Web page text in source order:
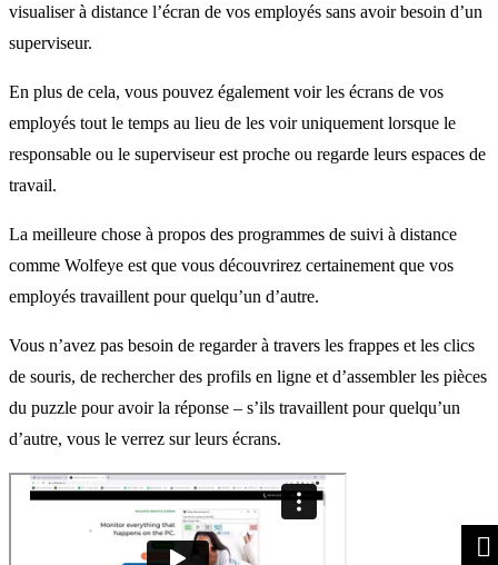
visualiser à distance l’écran de vos employés sans avoir besoin d’un
superviseur.
En plus de cela, vous pouvez également voir les écrans de vos
employés tout le temps au lieu de les voir uniquement lorsque le
responsable ou le superviseur est proche ou regarde leurs espaces de
travail.
La meilleure chose à propos des programmes de suivi à distance
comme Wolfeye est que vous découvrirez certainement que vos
employés travaillent pour quelqu’un d’autre.
Vous n’avez pas besoin de regarder à travers les frappes et les clics
de souris, de rechercher des profils en ligne et d’assembler les pièces
du puzzle pour avoir la réponse – s’ils travaillent pour quelqu’un
d’autre, vous le verrez sur leurs écrans.